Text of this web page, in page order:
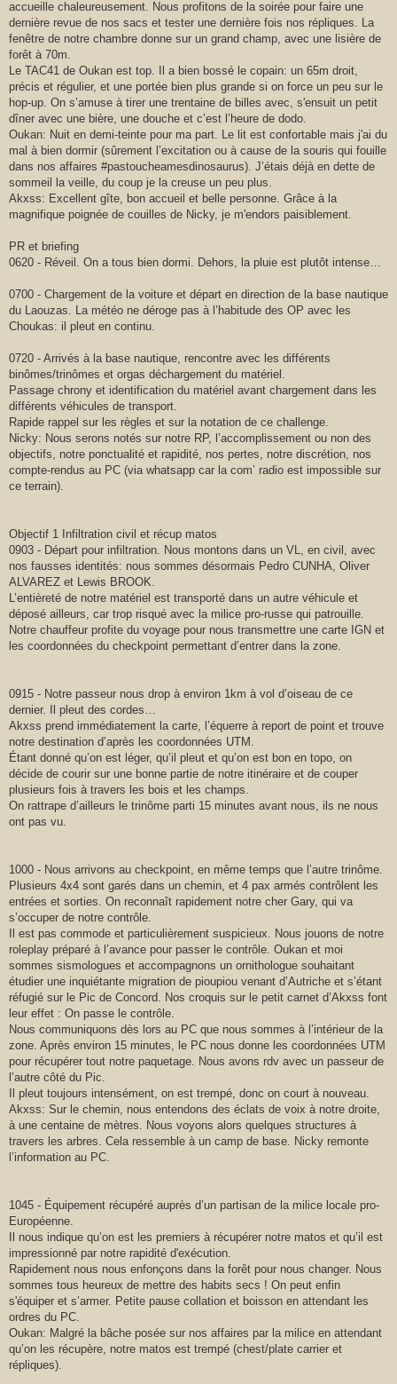
accueille chaleureusement. Nous profitons de la soirée pour faire une
dernière revue de nos sacs et tester une dernière fois nos répliques. La
fenêtre de notre chambre donne sur un grand champ, avec une lisière de
forêt à 70m.
Le TAC41 de Oukan est top. Il a bien bossé le copain: un 65m droit,
précis et régulier, et une portée bien plus grande si on force un peu sur le
hop-up. On s’amuse à tirer une trentaine de billes avec, s'ensuit un petit
dîner avec une bière, une douche et c’est l’heure de dodo.
Oukan: Nuit en demi-teinte pour ma part. Le lit est confortable mais j'ai du
mal à bien dormir (sûrement l’excitation ou à cause de la souris qui fouille
dans nos affaires #pastoucheamesdinosaurus). J’étais déjà en dette de
sommeil la veille, du coup je la creuse un peu plus.
Akxss: Excellent gîte, bon accueil et belle personne. Grâce à la
magnifique poignée de couilles de Nicky, je m'endors paisiblement.
PR et briefing
0620 - Réveil. On a tous bien dormi. Dehors, la pluie est plutôt intense…
0700 - Chargement de la voiture et départ en direction de la base nautique
du Laouzas. La météo ne déroge pas à l’habitude des OP avec les
Choukas: il pleut en continu.
0720 - Arrivés à la base nautique, rencontre avec les différents
binômes/trinômes et orgas déchargement du matériel.
Passage chrony et identification du matériel avant chargement dans les
différents véhicules de transport.
Rapide rappel sur les règles et sur la notation de ce challenge.
Nicky: Nous serons notés sur notre RP, l’accomplissement ou non des
objectifs, notre ponctualité et rapidité, nos pertes, notre discrétion, nos
compte-rendus au PC (via whatsapp car la com’ radio est impossible sur
ce terrain).
Objectif 1 Infiltration civil et récup matos
0903 - Départ pour infiltration. Nous montons dans un VL, en civil, avec
nos fausses identités: nous sommes désormais Pedro CUNHA, Oliver
ALVAREZ et Lewis BROOK.
L’entièreté de notre matériel est transporté dans un autre véhicule et
déposé ailleurs, car trop risqué avec la milice pro-russe qui patrouille.
Notre chauffeur profite du voyage pour nous transmettre une carte IGN et
les coordonnées du checkpoint permettant d’entrer dans la zone.
0915 - Notre passeur nous drop à environ 1km à vol d’oiseau de ce
dernier. Il pleut des cordes…
Akxss prend immédiatement la carte, l’équerre à report de point et trouve
notre destination d’après les coordonnées UTM.
Étant donné qu’on est léger, qu’il pleut et qu’on est bon en topo, on
décide de courir sur une bonne partie de notre itinéraire et de couper
plusieurs fois à travers les bois et les champs.
On rattrape d’ailleurs le trinôme parti 15 minutes avant nous, ils ne nous
ont pas vu.
1000 - Nous arrivons au checkpoint, en même temps que l’autre trinôme.
Plusieurs 4x4 sont garés dans un chemin, et 4 pax armés contrôlent les
entrées et sorties. On reconnaît rapidement notre cher Gary, qui va
s’occuper de notre contrôle.
Il est pas commode et particulièrement suspicieux. Nous jouons de notre
roleplay préparé à l’avance pour passer le contrôle. Oukan et moi
sommes sismologues et accompagnons un ornithologue souhaitant
étudier une inquiétante migration de pioupiou venant d’Autriche et s’étant
réfugié sur le Pic de Concord. Nos croquis sur le petit carnet d’Akxss font
leur effet : On passe le contrôle.
Nous communiquons dès lors au PC que nous sommes à l’intérieur de la
zone. Après environ 15 minutes, le PC nous donne les coordonnées UTM
pour récupérer tout notre paquetage. Nous avons rdv avec un passeur de
l’autre côté du Pic.
Il pleut toujours intensément, on est trempé, donc on court à nouveau.
Akxss: Sur le chemin, nous entendons des éclats de voix à notre droite,
à une centaine de mètres. Nous voyons alors quelques structures à
travers les arbres. Cela ressemble à un camp de base. Nicky remonte
l’information au PC.
1045 - Équipement récupéré auprès d’un partisan de la milice locale pro-
Européenne.
Il nous indique qu’on est les premiers à récupérer notre matos et qu’il est
impressionné par notre rapidité d'exécution.
Rapidement nous nous enfonçons dans la forêt pour nous changer. Nous
sommes tous heureux de mettre des habits secs ! On peut enfin
s'équiper et s’armer. Petite pause collation et boisson en attendant les
ordres du PC.
Oukan: Malgré la bâche posée sur nos affaires par la milice en attendant
qu’on les récupère, notre matos est trempé (chest/plate carrier et
répliques).